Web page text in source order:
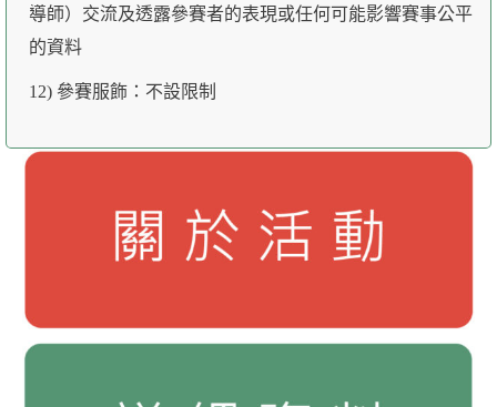
導師）交流及透露參賽者的表現或任何可能影響賽事公平
的資料
12) 參賽服飾：不設限制